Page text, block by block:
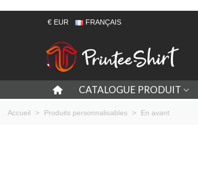
€ EUR FRANÇAIS
CATALOGUE PRODUIT
Accueil > Produits personnalisables > En avant